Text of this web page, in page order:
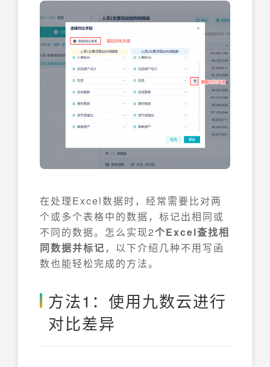
在处理Excel数据时，经常需要比对两
个或多个表格中的数据，标记出相同或
不同的数据。怎么实现2个Excel查找相
同数据并标记 ，以下介绍几种不用写函
数也能轻松完成的方法。
方法1：使用九数云进行
对比差异